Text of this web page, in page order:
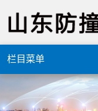
栏目菜单